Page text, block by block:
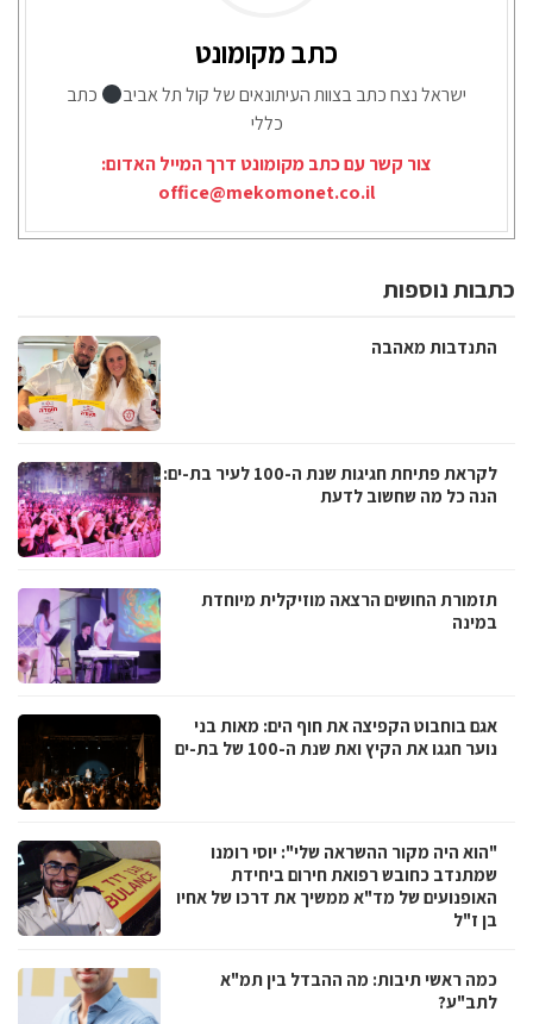
כתב מקומונט
ישראל נצח כתב בצוות העיתונאים של קול תל אביב
כתב
כללי
צור קשר עם כתב מקומונט דרך המייל האדום:
office@mekomonet.co.il
כתבות נוספות
התנדבות מאהבה
לקראת פתיחת חגיגות שנת ה-100 לעיר בת-ים:
הנה כל מה שחשוב לדעת
תזמורת החושים הרצאה מוזיקלית מיוחדת
במינה
אגם בוחבוט הקפיצה את חוף הים: מאות בני
נוער חגגו את הקיץ ואת שנת ה-100 של בת-ים
"הוא היה מקור ההשראה שלי": יוסי רומנו
שמתנדב כחובש רפואת חירום ביחידת
האופנועים של מד"א ממשיך את דרכו של אחיו
בן ז"ל
כמה ראשי תיבות: מה ההבדל בין תמ"א
לתב"ע?